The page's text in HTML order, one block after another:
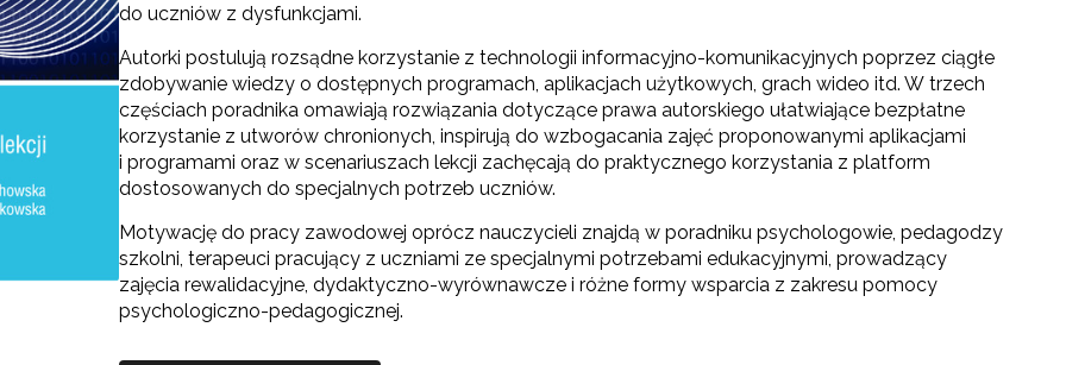
do uczniów z dysfunkcjami.
Autorki postulują rozsądne korzystanie z technologii informacyjno-komunikacyjnych poprzez ciągłe
zdobywanie wiedzy o dostępnych programach, aplikacjach użytkowych, grach wideo itd. W trzech
częściach poradnika omawiają rozwiązania dotyczące prawa autorskiego ułatwiające bezpłatne
korzystanie z utworów chronionych, inspirują do wzbogacania zajęć proponowanymi aplikacjami
i programami oraz w scenariuszach lekcji zachęcają do praktycznego korzystania z platform
dostosowanych do specjalnych potrzeb uczniów.
Motywację do pracy zawodowej oprócz nauczycieli znajdą w poradniku psychologowie, pedagodzy
szkolni, terapeuci pracujący z uczniami ze specjalnymi potrzebami edukacyjnymi, prowadzący
zajęcia rewalidacyjne, dydaktyczno-wyrównawcze i różne formy wsparcia z zakresu pomocy
psychologiczno-pedagogicznej.